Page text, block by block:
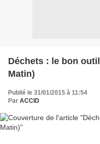
Déchets : le bon
Matin)
Publié le 31/01/2015 à 11:54
Par ACCID